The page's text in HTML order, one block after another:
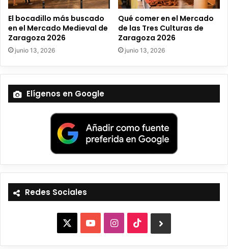
El bocadillo más buscado
en el Mercado Medieval de
Zaragoza 2026
junio 13, 2026
Qué comer en el Mercado
de las Tres Culturas de
Zaragoza 2026
junio 13, 2026
Elígenos en Google
Redes Sociales
o
I
n
i
l